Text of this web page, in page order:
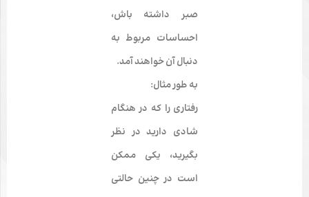
صبر داشته باش،
احساسات مربوط به
دنبال آن خواهند آمد.
به طور مثال:
رفتاری را که در هنگام
شادی دارید در نظر
بگیرید، یکی ممکن
است در چنین حالتی